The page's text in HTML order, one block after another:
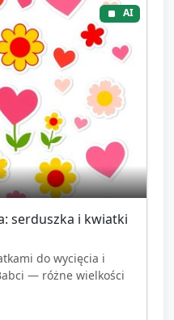
AI
serduszka i kwiatki
do wycięcia i
— różne wielkości